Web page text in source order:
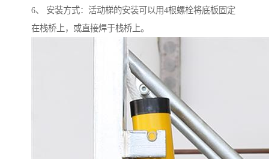
6、 安装方式：活动梯的安装可以用4根螺栓将底板固定
在栈桥上，或直接焊于栈桥上。